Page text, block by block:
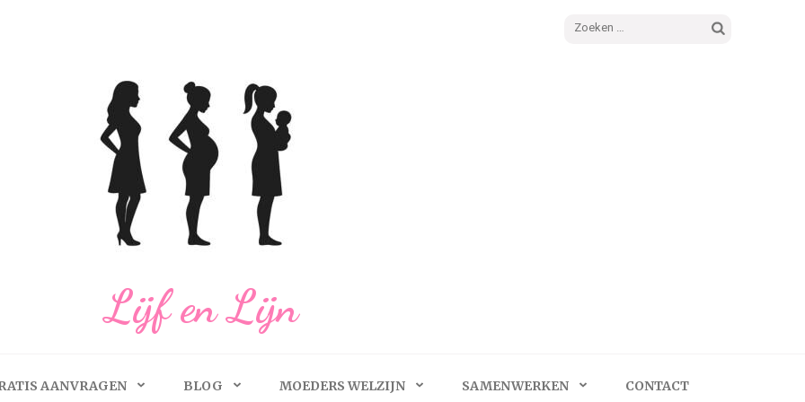
Zoeken
Lijf en Lijn
AANVRAGEN BLOG MOEDERS WELZIJN SAMENWERKEN CONTACT